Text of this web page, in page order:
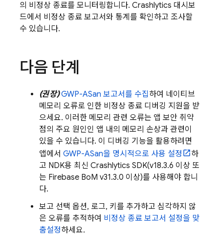
의 비정상 종료를 모니터링합니다. Crashlytics 대시보
드에서 비정상 종료 보고서와 통계를 확인하고 조사할
수 있습니다.
다음 단계
(권장) GWP-ASan 보고서를 수집 하여 네이티브
메모리 오류로 인한 비정상 종료 디버깅 지원을 받
으세요. 이러한 메모리 관련 오류는 앱 보안 취약
점의 주요 원인인 앱 내의 메모리 손상과 관련이
있을 수 있습니다. 이 디버깅 기능을 활용하려면
앱에서 GWP-ASan을 명시적으로 사용 설정
하
고 NDK용 최신 Crashlytics SDK(v18.3.6 이상 또
는 Firebase BoM v31.3.0 이상)를 사용해야 합니
다.
보고 선택 옵션, 로그, 키를 추가하고 심각하지 않
은 오류를 추적하여 비정상 종료 보고서 설정을 맞
춤설정하세요.